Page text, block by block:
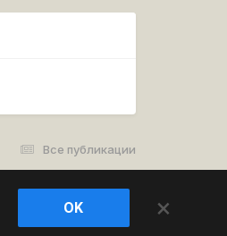
Все публикации
OK ×